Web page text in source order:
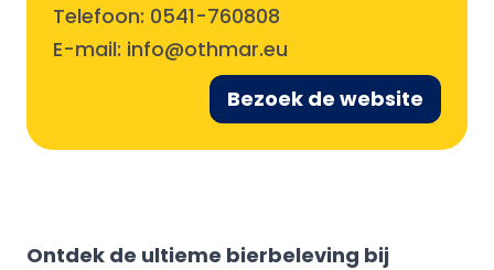
Telefoon: 0541-760808
E-mail: info@othmar.eu
Bezoek de website
Ontdek de ultieme bierbeleving bij